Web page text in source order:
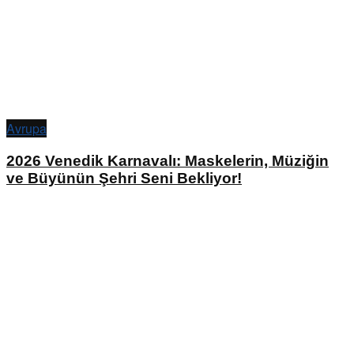
Avrupa
2026 Venedik Karnavalı: Maskelerin, Müziğin
ve Büyünün Şehri Seni Bekliyor!